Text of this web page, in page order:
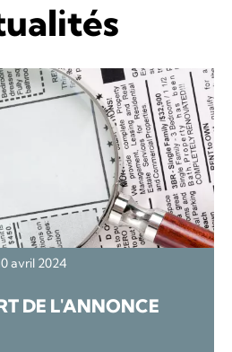
avril 2024
DE L'ANNONCE